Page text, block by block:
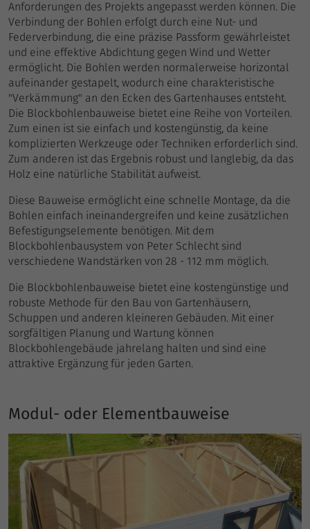
Anforderungen des Projekts angepasst werden können. Die
Verbindung der Bohlen erfolgt durch eine Nut- und
Federverbindung, die eine präzise Passform gewährleistet
und eine effektive Abdichtung gegen Wind und Wetter
ermöglicht. Die Bohlen werden normalerweise horizontal
aufeinander gestapelt, wodurch eine charakteristische
"Verkämmung" an den Ecken des Gartenhauses entsteht.
Die Blockbohlenbauweise bietet eine Reihe von Vorteilen.
Zum einen ist sie einfach und kostengünstig, da keine
komplizierten Werkzeuge oder Techniken erforderlich sind.
Zum anderen ist das Ergebnis robust und langlebig, da das
Holz eine natürliche Stabilität aufweist.
Diese Bauweise ermöglicht eine schnelle Montage, da die
Bohlen einfach ineinandergreifen und keine zusätzlichen
Befestigungselemente benötigen. Mit dem
Blockbohlenbausystem von Peter Schlecht sind
verschiedene Wandstärken von 28 - 112 mm möglich.
Die Blockbohlenbauweise bietet eine kostengünstige und
robuste Methode für den Bau von Gartenhäusern,
Schuppen und anderen kleineren Gebäuden. Mit einer
sorgfältigen Planung und Wartung können
Blockbohlengebäude jahrelang halten und sind eine
attraktive Ergänzung für jeden Garten.
Modul- oder Elementbauweise